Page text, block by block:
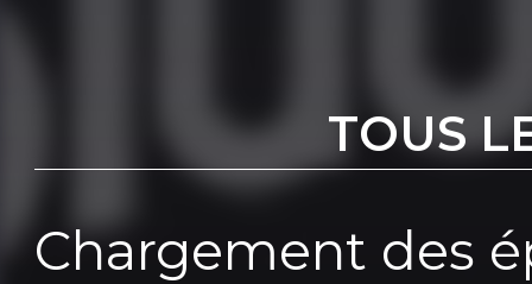
TOUS
Chargement des